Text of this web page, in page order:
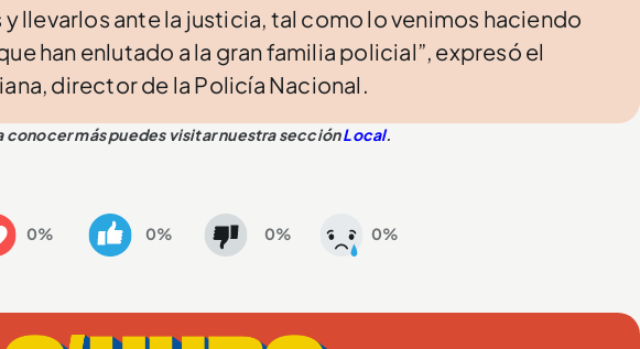
llevarlos ante la justicia, tal como lo venimos haciendo
han enlutado a la gran familia policial”, expresó el
director de la Policía Nacional.
más puedes visitar nuestra secciónLocal.
0% 0% 0% 0%